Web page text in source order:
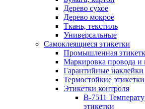
Дерево сухое
Дерево мокрое
Ткань, текстиль
Универсальные
Самоклеящиеся этикетки
Промышленная
Маркировка провода и
Гарантийные наклейки
Термостойкие этикетки
Этикетки контроля
B-7511
этикетки